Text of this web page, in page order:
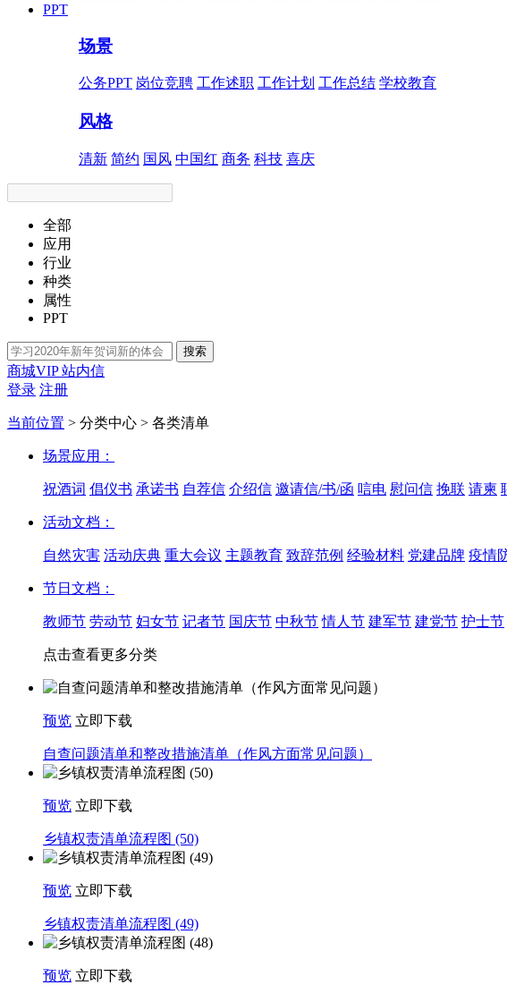
PPT
场景
公务PPT 岗位竞聘 工作述职 工作计划 工作总结 学校教育
风格
清新 简约 国风 中国红 商务 科技 喜庆
全部
应用
行业
种类
属性
PPT
搜索
商城VIP站内信
登录 注册
当前位置 > 分类中心 > 各类清单
场景应用：
祝酒词 倡仪书 承诺书 自荐信 介绍信 邀请信/书/函 唁电 慰问信 挽联 请柬
活动文档：
自然灾害 活动庆典 重大会议 主题教育 致辞范例 经验材料 党建品牌 疫情
节日文档：
教师节 劳动节 妇女节 记者节 国庆节 中秋节 情人节 建军节 建党节 护士节
点击查看更多分类
预览 立即下载
自查问题清单和整改措施清单（作风方面常见问题）
预览 立即下载
乡镇权责清单流程图 (50)
预览 立即下载
乡镇权责清单流程图 (49)
预览 立即下载